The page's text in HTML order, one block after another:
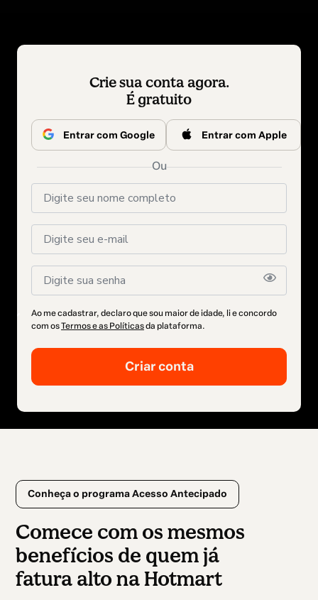
Crie sua conta agora.
É gratuito
Conheça o programa Acesso Antecipado
Comece com os mesmos
benefícios de quem já
fatura alto na Hotmart